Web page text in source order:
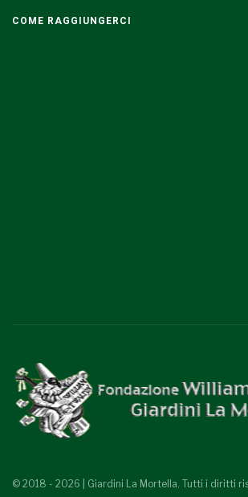
COME RAGGIUNGERCI
© 2018 - 2026 | Giardini La Mortella. Tutti i diritti